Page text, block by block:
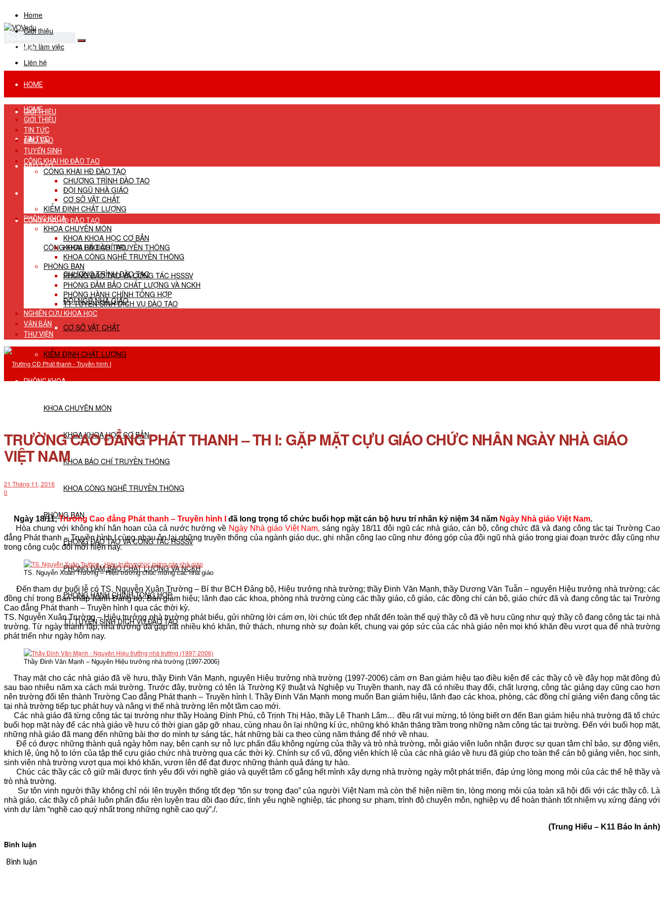
Home
Giới thiệu
Lịch làm việc
Liên hệ
No Result
View All Result
HOME
GIỚI THIỆU
TIN TỨC
ĐÀO TẠO
TUYỂN SINH
CÔNG KHAI HĐ ĐÀO TẠO
CÔNG KHAI HĐ ĐÀO TẠO
CHƯƠNG TRÌNH ĐÀO TẠO
ĐỘI NGŨ NHÀ GIÁO
CƠ SỞ VẬT CHẤT
KIỂM ĐỊNH CHẤT LƯỢNG
PHÒNG KHOA
KHOA CHUYÊN MÔN
KHOA KHOA HỌC CƠ BẢN
KHOA BÁO CHÍ TRUYỀN THÔNG
KHOA CÔNG NGHỆ TRUYỀN THÔNG
PHÒNG BAN
PHÒNG ĐÀO TẠO VÀ CÔNG TÁC HSSSV
PHÒNG ĐẢM BẢO CHẤT LƯỢNG VÀ NCKH
PHÒNG HÀNH CHÍNH TỔNG HỢP
TT TUYỂN SINH DỊCH VỤ ĐÀO TẠO
NGHIÊN CỨU KHOA HỌC
VĂN BẢN
THƯ VIỆN
HOME
GIỚI THIỆU
TIN TỨC
ĐÀO TẠO
TUYỂN SINH
CÔNG KHAI HĐ ĐÀO TẠO
CÔNG KHAI HĐ ĐÀO TẠO
CHƯƠNG TRÌNH ĐÀO TẠO
ĐỘI NGŨ NHÀ GIÁO
CƠ SỞ VẬT CHẤT
KIỂM ĐỊNH CHẤT LƯỢNG
PHÒNG KHOA
KHOA CHUYÊN MÔN
KHOA KHOA HỌC CƠ BẢN
KHOA BÁO CHÍ TRUYỀN THÔNG
KHOA CÔNG NGHỆ TRUYỀN THÔNG
PHÒNG BAN
PHÒNG ĐÀO TẠO VÀ CÔNG TÁC HSSSV
PHÒNG ĐẢM BẢO CHẤT LƯỢNG VÀ NCKH
PHÒNG HÀNH CHÍNH TỔNG HỢP
TT TUYỂN SINH DỊCH VỤ ĐÀO TẠO
NGHIÊN CỨU KHOA HỌC
VĂN BẢN
THƯ VIỆN
TRƯỜNG CAO ĐẲNG PHÁT THANH – TH I: GẶP MẶT CỰU GIÁO CHỨC NHÂN NGÀY NHÀ GIÁO
VIỆT NAM
21 Tháng 11, 2016
0
Ngày 18/11,Trường Cao đẳng Phát thanh – Truyền hình I đã long trọng tổ chức buổi họp mặt cán bộ hưu trí nhân kỷ niệm 34 năm Ngày Nhà giáo Việt Nam.
Hòa chung với không khí hân hoan của cả nước hướng về Ngày Nhà giáo Việt Nam, sáng ngày 18/11 đội ngũ các nhà giáo, cán bộ, công chức đã và đang công tác tại Trường Cao
đẳng Phát thanh – Truyền hình I cùng nhau ôn lại những truyền thống của ngành giáo dục, ghi nhận công lao cũng như đóng góp của đội ngũ nhà giáo trong giai đoạn trước đây cũng như
trong công cuộc đổi mới hiện nay.
TS. Nguyễn Xuân Trường – Hiệu trưởng chúc mừng các nhà giáo
Đến tham dự buổi lễ có TS. Nguyễn Xuân Trường – Bí thư BCH Đảng bộ, Hiệu trưởng nhà trường; thầy Đinh Văn Mạnh, thầy Dương Văn Tuẫn – nguyên Hiệu trưởng nhà trường; các
đồng chí trong Ban chấp hành Đảng bộ, Ban giám hiệu; lãnh đạo các khoa, phòng nhà trường cùng các thầy giáo, cô giáo, các đồng chí cán bộ, giáo chức đã và đang công tác tại Trường
Cao đẳng Phát thanh – Truyền hình I qua các thời kỳ.
TS. Nguyễn Xuân Trường – Hiệu trưởng nhà trường phát biểu, gửi những lời cám ơn, lời chúc tốt đẹp nhất đến toàn thể quý thầy cô đã về hưu cũng như quý thầy cô đang công tác tại nhà
trường. Từ ngày thành lập, nhà trường đã gặp rất nhiều khó khăn, thử thách, nhưng nhờ sự đoàn kết, chung vai góp sức của các nhà giáo nên mọi khó khăn đều vượt qua để nhà trường
phát triển như ngày hôm nay.
Thầy Đinh Văn Mạnh – Nguyên Hiệu trưởng nhà trường (1997-2006)
Thay mặt cho các nhà giáo đã về hưu, thầy Đinh Văn Mạnh, nguyên Hiệu trưởng nhà trường (1997-2006) cám ơn Ban giám hiệu tạo điều kiện để các thầy cô về đây họp mặt đông đủ
sau bao nhiêu năm xa cách mái trường. Trước đây, trường có tên là Trường Kỹ thuật và Nghiệp vụ Truyền thanh, nay đã có nhiều thay đổi, chất lượng, công tác giảng dạy cũng cao hơn
nên trường đổi tên thành Trường Cao đẳng Phát thanh – Truyền hình I. Thầy Đinh Văn Mạnh mong muốn Ban giám hiệu, lãnh đạo các khoa, phòng, các đồng chí giảng viên đang công tác
tại nhà trường tiếp tục phát huy và nâng vị thế nhà trường lên một tầm cao mới.
Các nhà giáo đã từng công tác tại trường như thầy Hoàng Đình Phú, cô Trịnh Thị Hảo, thầy Lê Thanh Lâm… đều rất vui mừng, tỏ lòng biết ơn đến Ban giám hiệu nhà trường đã tổ chức
buổi họp mặt này để các nhà giáo về hưu có thời gian gặp gỡ nhau, cùng nhau ôn lại những kí ức, những khó khăn thăng trầm trong những năm công tác tại trường. Đến với buổi họp mặt,
những nhà giáo đã mang đến những bài thơ do mình tự sáng tác, hát những bài ca theo cùng năm tháng để nhớ về nhau.
Để có được những thành quả ngày hôm nay, bên cạnh sự nỗ lực phấn đấu không ngừng của thầy và trò nhà trường, mỗi giáo viên luôn nhận được sự quan tâm chỉ bảo, sự động viên,
khích lệ, ủng hộ to lớn của tập thể cựu giáo chức nhà trường qua các thời kỳ. Chính sự cổ vũ, động viên khích lệ của các nhà giáo về hưu đã giúp cho toàn thể cán bộ giảng viên, học sinh,
sinh viên nhà trường vượt qua mọi khó khăn, vươn lên để đạt được những thành quả đáng tự hào.
Chúc các thầy các cô giữ mãi được tình yêu đối với nghề giáo và quyết tâm cố gắng hết mình xây dựng nhà trường ngày một phát triển, đáp ứng lòng mong mỏi của các thế hệ thầy và
trò nhà trường.
Sự tôn vinh người thầy không chỉ nói lên truyền thống tốt đẹp “tôn sư trọng đạo” của người Việt Nam mà còn thể hiện niềm tin, lòng mong mỏi của toàn xã hội đối với các thầy cô. Là
nhà giáo, các thầy cô phải luôn phấn đấu rèn luyện trau dồi đạo đức, tình yêu nghề nghiệp, tác phong sư phạm, trình độ chuyên môn, nghiệp vụ để hoàn thành tốt nhiệm vụ xứng đáng với
vinh dự làm “nghề cao quý nhất trong những nghề cao quý”./.
(Trung Hiếu – K11 Báo In ảnh)
Bình luận
Bình luận